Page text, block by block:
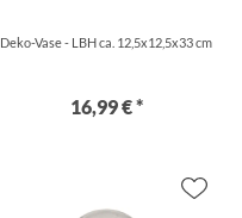
Deko-Vase - LBH ca. 12,5x12,5x33 cm
16,99 € *